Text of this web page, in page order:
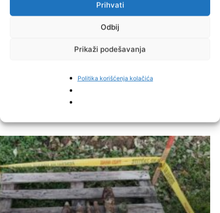
Prihvati
Odbij
Prikaži podešavanja
Politika korišćenja kolačića